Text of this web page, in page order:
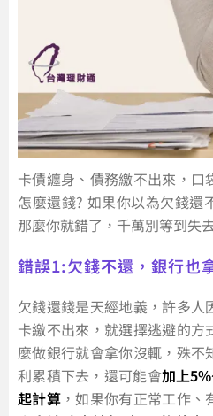
卡債纏身、債務繳不出來，
怎麼還錢? 如果你以為欠錢還
那麼你就錯了，千萬別等到失
錯誤1:欠錢不還，銀行也
欠錢還錢是天經地義，許多人
卡繳不出來，就選擇逃避的方
麼做銀行就會拿你沒輒，殊不
利累積下去，還可能會加上
起計算 ，如果你有正常工作